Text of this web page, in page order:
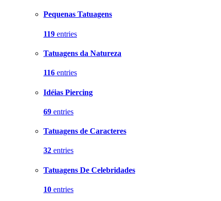
Pequenas Tatuagens
119 entries
Tatuagens da Natureza
116 entries
Idéias Piercing
69 entries
Tatuagens de Caracteres
32 entries
Tatuagens De Celebridades
10 entries